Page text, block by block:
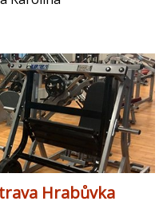
Hrabůvka